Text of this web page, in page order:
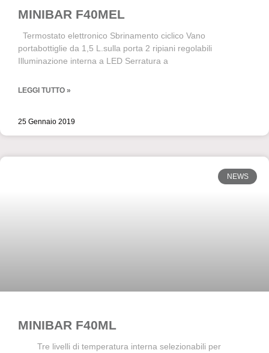
MINIBAR F40MEL
Termostato elettronico Sbrinamento ciclico Vano
portabottiglie da 1,5 L.sulla porta 2 ripiani regolabili
Illuminazione interna a LED Serratura a
LEGGI TUTTO »
25 Gennaio 2019
NEWS
MINIBAR F40ML
Tre livelli di temperatura interna selezionabili per